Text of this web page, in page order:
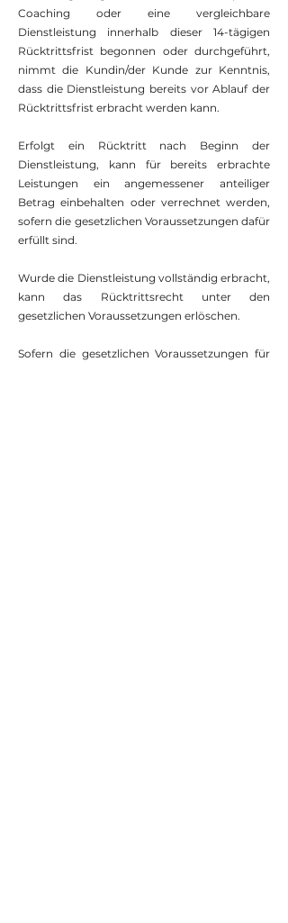
Coaching oder eine vergleichbare
Dienstleistung innerhalb dieser 14-tägigen
Rücktrittsfrist begonnen oder durchgeführt,
nimmt die Kundin/der Kunde zur Kenntnis,
dass die Dienstleistung bereits vor Ablauf der
Rücktrittsfrist erbracht werden kann.
Erfolgt ein Rücktritt nach Beginn der
Dienstleistung, kann für bereits erbrachte
Leistungen ein angemessener anteiliger
Betrag einbehalten oder verrechnet werden,
sofern die gesetzlichen Voraussetzungen dafür
erfüllt sind.
Wurde die Dienstleistung vollständig erbracht,
kann das Rücktrittsrecht unter den
gesetzlichen Voraussetzungen erlöschen.
Sofern die gesetzlichen Voraussetzungen für